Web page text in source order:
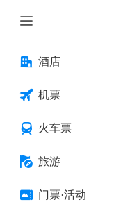
酒店
机票
火车票
旅游
门票·活动